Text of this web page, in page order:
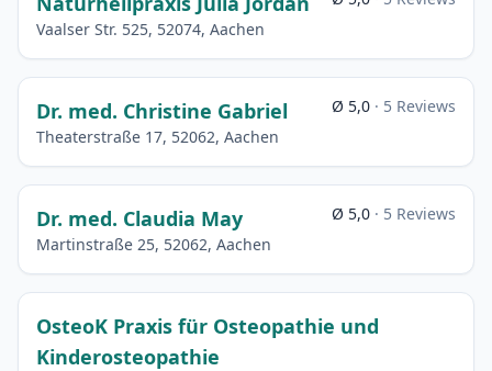
Vaalser Str. 525, 52074, Aachen
Dr. med. Christine Gabriel
Theaterstraße 17, 52062, Aachen
Ø 5,0 · 5 Reviews
Dr. med. Claudia May
Martinstraße 25, 52062, Aachen
Ø 5,0 · 5 Reviews
OsteoK Praxis für Osteopathie und
Kinderosteopathie